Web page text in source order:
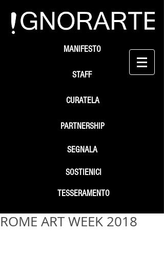
STAFF
SEGNALA
SOSTIENICI
MANIFESTO
PARTNERSHIP
TESSERAMENTO
CURATELA
ROME ART WEEK 2018